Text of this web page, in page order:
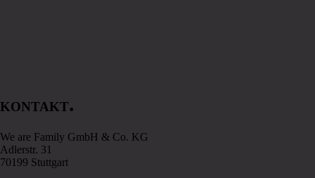
KONTAKT.
We are Family GmbH & Co. KG
Adlerstr. 31
70199 Stuttgart